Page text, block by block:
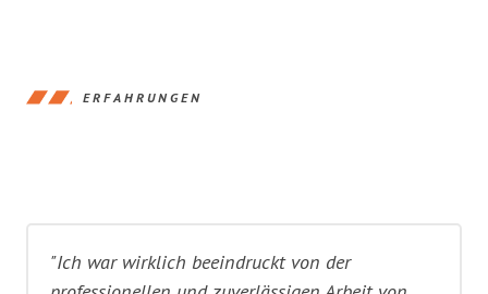
ERFAHRUNGEN
"Ich war wirklich beeindruckt von der